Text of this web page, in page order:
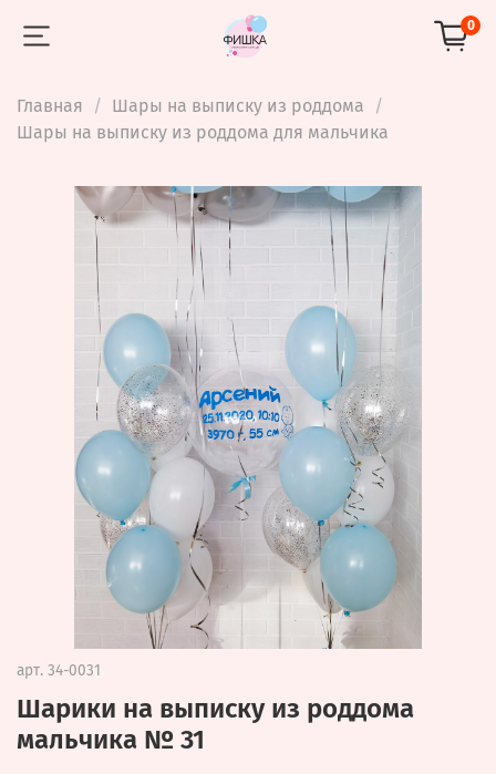
0
Главная
Шары на выписку из роддома
Шары на выписку из роддома для мальчика
арт. 34-0031
Шарики на выписку из роддома
мальчика № 31